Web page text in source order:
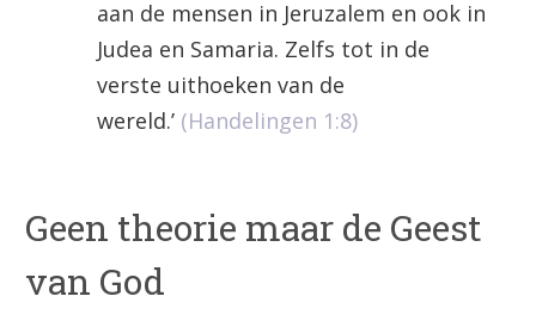
aan de mensen in Jeruzalem en ook in
Judea en Samaria. Zelfs tot in de
verste uithoeken van de
wereld.’ (Handelingen 1:8)
Geen theorie maar de Geest
van God